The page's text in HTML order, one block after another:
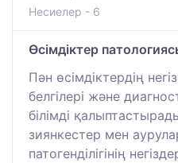
Несиелер - 6
Өсімдіктер
Пән өсімдіктердің
белгілері және
білімді
зиянкестер мен
патогенділігінің